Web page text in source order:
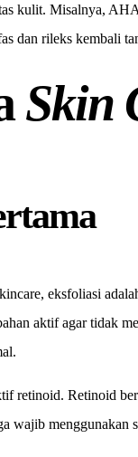
kulit. Misalnya,
dan rileks kembali
Skin
eksfoliasi
aktif agar tidak
retinoid. Retinoid
wajib menggunakan